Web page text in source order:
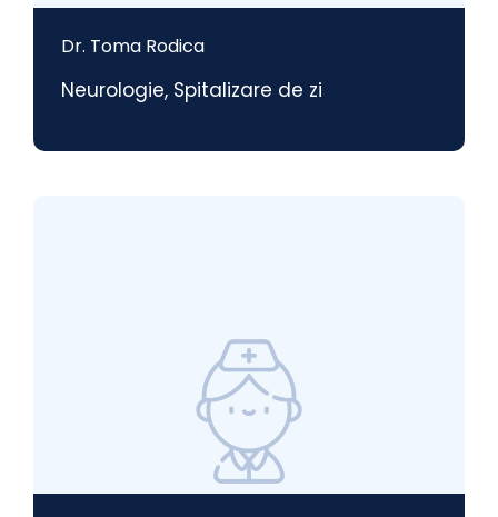
Dr. Toma Rodica
Neurologie, Spitalizare de zi